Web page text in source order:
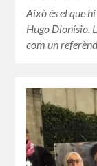
Això és el que
Hugo Dionísio.
com un